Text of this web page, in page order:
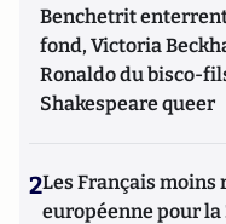
Benchetrit
fond, Victoria
Ronaldo du bisco-
Shakespeare queer
2Les Français moins
européenne pour la